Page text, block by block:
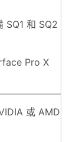
SQ1 和 SQ2
Pro X
或 AMD